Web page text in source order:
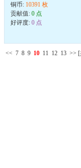
铜币: 10391 枚
贡献值: 0 点
好评度: 0 点
<< 7 8 9 10 11 12 13 >>